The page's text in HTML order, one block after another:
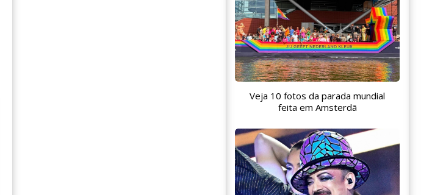
Veja 10 fotos da parada mundial
feita em Amsterdã